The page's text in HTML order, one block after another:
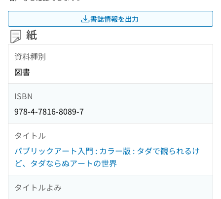
書誌情報を出力
紙
資料種別
図書
ISBN
978-4-7816-8089-7
タイトル
パブリックアート入門 : カラー版 : タダで観られるけ
ど、タダならぬアートの世界
タイトルよみ